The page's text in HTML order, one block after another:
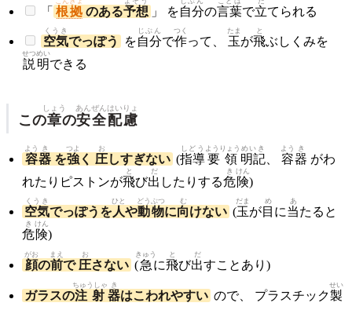
「 根拠 のある予想 」 を自分の言葉で立てられる
空気
くうき
でっぽう を自分
じぶん
で作
つく
って、 玉
たま
が飛
と
ぶしくみを
説明
せつめい
できる
この章
しょう
の安全
あんぜん
配
はい
慮
りょ
容
よう
器
き
を強
つよ
く 圧
お
しすぎない (指導
しどう
要領
ようりょう
明記
めいき
容
よう
器
き
がわ
れたりピストンが飛
と
び出
だ
したりする危
き
険
けん
)
空気
くうき
でっぽうを人
ひと
や動物
どうぶつ
に向
む
けない (玉
だま
が目
め
に当
あ
たると
危
き
険
けん
)
顔
がお
の前
まえ
で 圧
お
さない (急
きゅう
に飛
と
び出
だ
すことあり)
ガラスの注射
ちゅうしゃ
器
き
はこわれやすい ので、 プラスチック製
せい